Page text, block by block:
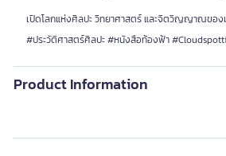
เปิดโลกแห่งศิลปะ วิทยาศาสตร์ และจิตวิญญาณของ
#ประวัติศาสตร์ศิลปะ #หนังสือท้องฟ้า
Product Information